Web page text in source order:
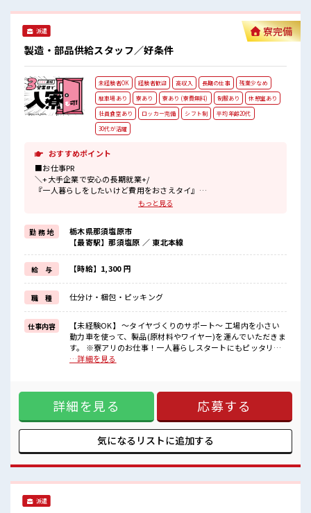
派遣
製造・部品供給スタッフ／好条件
寮完備
未経験者OK 経験者歓迎 高収入 長期の仕事
残業少なめ
駐車場あり
寮あり 寮あり (寮費無料) 制服あり
休憩室あり
社員食堂あり
ロッカー完備 シフト制
平均年齢20代
30代が活躍
おすすめポイント
■お仕事PR
＼+大手企業で安心の長期就業+/
『一人暮らしをしたいけど費用をおさえタイ』
『大型家電を揃えるお金がナイ』
お仕事だけじゃない◎住まいだってご提供します(*≧∀≦)ゞ
(1)寮費は「0円」のワンルーム寮完備
(2)TV/冷蔵庫/洗濯機/エアコンなどは備え付け
(3)駐車場完備なのでマイカー持ち込みOK
などなど...
赴任時は現地までの移動交通費も規定支給！
■職場の雰囲気
《男性スタッフさんも活躍中》
通勤はマイカーOK◎無料駐車場完備！
お昼は社員食堂が利用できます♪
施設内に売店・ロッカー・休憩室完備♪
制服貸与あり！
もっと見る
勤 務 地
栃木県那須塩原市
【最寄駅】那須塩原 ／ 東北本線
給 与 【時給】1,300 円
職 種 仕分け・梱包・ピッキング
仕事内容
【未経験OK】 ～タイヤづくりのサポート～ 工場内を小さい
動力車を使って、製品(原材料やワイヤー)を運んでいただきま
す。 ※寮アリのお仕事！一人暮らしスタートにもピッタリ♪
■お仕事PR ＼+大手企業で安心の長期就業+/ 『一人暮らしを
します(*≧∀≦)ゞ (1)寮費は「0円」のワンルーム寮完備
(2)TV/冷蔵庫/洗濯機/エアコンなどは備え付け (3)駐車場完備
なのでマイカー持ち込みOK などなど... 赴任時は現地までの移
動交通費も規定支給！ ■職場の雰囲気 《男性スタッフさんも
活躍中》 通勤はマイカーOK◎無料駐車場完備！ お昼は社員
食堂が利用できます♪ 施設内に売店・ロッカー・休憩室完備
…詳細を見る
詳細を見る 応募する
気になるリストに追加する
派遣